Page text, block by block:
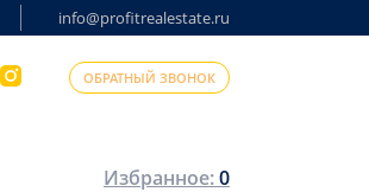
info@profitrealestate.ru
ОБРАТНЫЙ ЗВОНОК
Избранное:0